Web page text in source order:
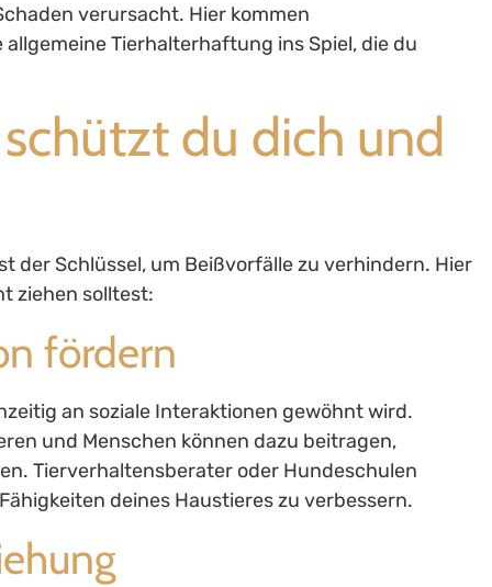
verursacht. Hier kommen
Tierhalterhaftung ins Spiel, die du
du dich und
der Schlüssel, um Beißvorfälle zu verhindern. Hier
ziehen solltest:
fördern
an soziale Interaktionen gewöhnt wird.
und Menschen können dazu beitragen,
Tierverhaltensberater oder Hundeschulen
deines Haustieres zu verbessern.